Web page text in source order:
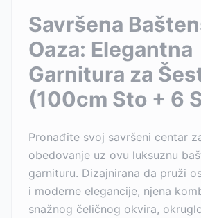
Savršena
Oaza: Elegantna
Garnitura za
(100cm Sto + 6
Pronađite svoj savršeni centar
obedovanje uz ovu luksuznu
garnituru. Dizajnirana da pruži
i moderne elegancije, njena
snažnog čeličnog okvira,